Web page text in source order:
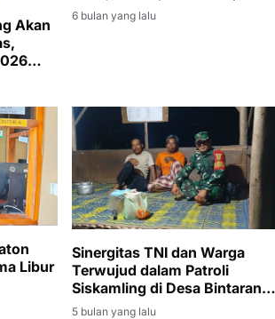
Akan
6 bulan yang lalu
Libur
Sinergitas TNI dan Warga
Terwujud dalam Patroli
Siskamling di Desa Bintaran
Banyuasin
5 bulan yang lalu